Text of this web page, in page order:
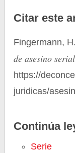
Citar este
Fingermann,
de asesino serial
https://
juridicas/
Continúa
Serie